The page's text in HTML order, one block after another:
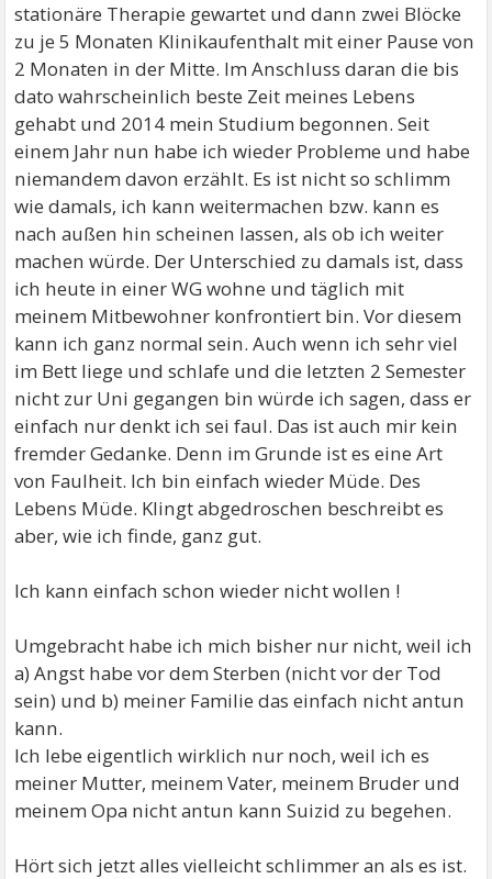
stationäre Therapie gewartet und dann zwei Blöcke
zu je 5 Monaten Klinikaufenthalt mit einer Pause von
2 Monaten in der Mitte. Im Anschluss daran die bis
dato wahrscheinlich beste Zeit meines Lebens
gehabt und 2014 mein Studium begonnen. Seit
einem Jahr nun habe ich wieder Probleme und habe
niemandem davon erzählt. Es ist nicht so schlimm
wie damals, ich kann weitermachen bzw. kann es
nach außen hin scheinen lassen, als ob ich weiter
machen würde. Der Unterschied zu damals ist, dass
ich heute in einer WG wohne und täglich mit
meinem Mitbewohner konfrontiert bin. Vor diesem
kann ich ganz normal sein. Auch wenn ich sehr viel
im Bett liege und schlafe und die letzten 2 Semester
nicht zur Uni gegangen bin würde ich sagen, dass er
einfach nur denkt ich sei faul. Das ist auch mir kein
fremder Gedanke. Denn im Grunde ist es eine Art
von Faulheit. Ich bin einfach wieder Müde. Des
Lebens Müde. Klingt abgedroschen beschreibt es
aber, wie ich finde, ganz gut.
Ich kann einfach schon wieder nicht wollen !
Umgebracht habe ich mich bisher nur nicht, weil ich
a) Angst habe vor dem Sterben (nicht vor der Tod
sein) und b) meiner Familie das einfach nicht antun
kann.
Ich lebe eigentlich wirklich nur noch, weil ich es
meiner Mutter, meinem Vater, meinem Bruder und
meinem Opa nicht antun kann Suizid zu begehen.
Hört sich jetzt alles vielleicht schlimmer an als es ist.